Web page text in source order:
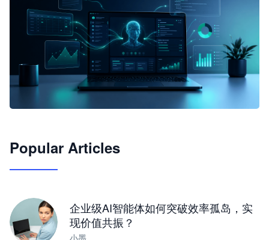
JimoClaw 桌面 AI Agent 工作台
Popular Articles
企业级AI智能体如何突破效率孤岛，实
现价值共振？
小墨